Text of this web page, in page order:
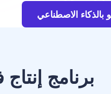
الاصطناعي
برنامج